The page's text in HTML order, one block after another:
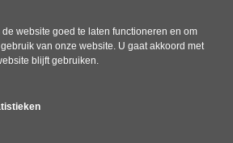
website goed te laten functioneren en om
van onze website. U gaat akkoord met
blijft gebruiken.